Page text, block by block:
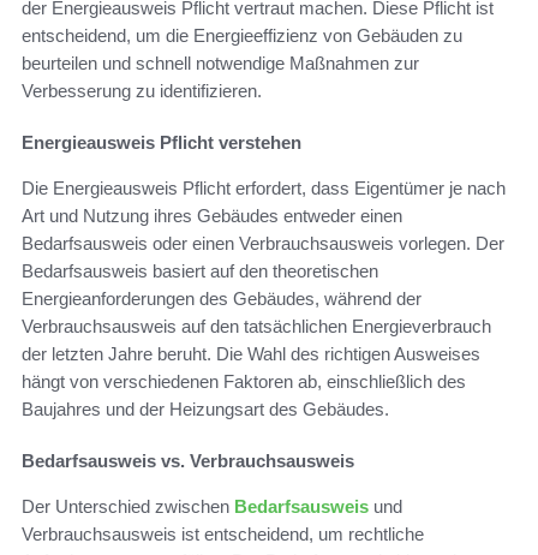
der Energieausweis Pflicht vertraut machen. Diese Pflicht ist
entscheidend, um die Energieeffizienz von Gebäuden zu
beurteilen und schnell notwendige Maßnahmen zur
Verbesserung zu identifizieren.
Energieausweis Pflicht verstehen
Die Energieausweis Pflicht erfordert, dass Eigentümer je nach
Art und Nutzung ihres Gebäudes entweder einen
Bedarfsausweis oder einen Verbrauchsausweis vorlegen. Der
Bedarfsausweis basiert auf den theoretischen
Energieanforderungen des Gebäudes, während der
Verbrauchsausweis auf den tatsächlichen Energieverbrauch
der letzten Jahre beruht. Die Wahl des richtigen Ausweises
hängt von verschiedenen Faktoren ab, einschließlich des
Baujahres und der Heizungsart des Gebäudes.
Bedarfsausweis vs. Verbrauchsausweis
Der Unterschied zwischen Bedarfsausweis und
Verbrauchsausweis ist entscheidend, um rechtliche